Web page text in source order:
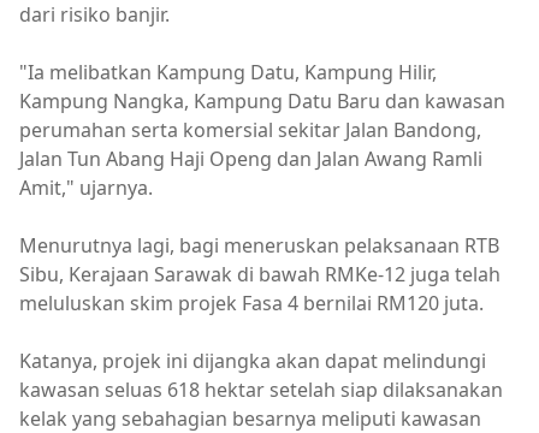
dari risiko banjir.
"Ia melibatkan Kampung Datu, Kampung Hilir,
Kampung Nangka, Kampung Datu Baru dan kawasan
perumahan serta komersial sekitar Jalan Bandong,
Jalan Tun Abang Haji Openg dan Jalan Awang Ramli
Amit," ujarnya.
Menurutnya lagi, bagi meneruskan pelaksanaan RTB
Sibu, Kerajaan Sarawak di bawah RMKe-12 juga telah
meluluskan skim projek Fasa 4 bernilai RM120 juta.
Katanya, projek ini dijangka akan dapat melindungi
kawasan seluas 618 hektar setelah siap dilaksanakan
kelak yang sebahagian besarnya meliputi kawasan